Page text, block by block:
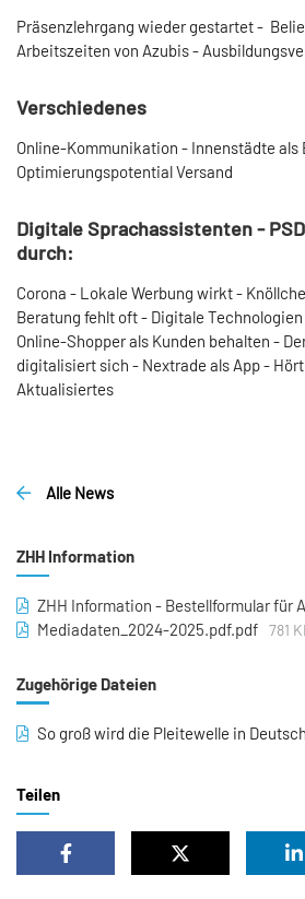
Präsenzlehrgang wieder gestartet -
Arbeitszeiten von Azubis -
Verschiedenes
Online-Kommunikation - Innenstädte als
Optimierungspotential Versand
Digitale Sprachassistenten -
durch:
Corona - Lokale Werbung wirkt -
Beratung fehlt oft - Di­gitale
Online-Shopper als Kunden behalten -
digitalisiert sich - Nextrade als App -
Aktualisiertes
Alle News
ZHH Information
ZHH Information - Bestellformular für
Mediadaten_2024-2025.pdf.pdf 781
Zugehörige Dateien
So groß wird die Pleitewelle in
Teilen